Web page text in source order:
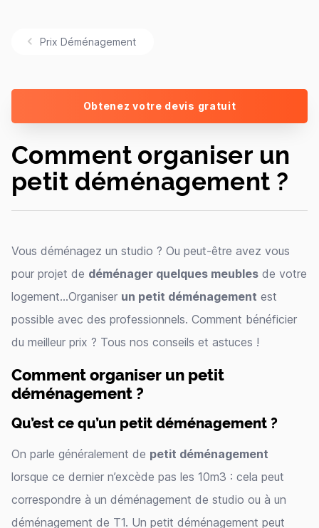
Prix Déménagement
Obtenez votre devis gratuit
Comment organiser un
petit déménagement ?
Vous déménagez un studio ? Ou peut-être avez vous
pour projet de déménager quelques meubles de votre
logement...Organiser un petit déménagement est
possible avec des professionnels. Comment bénéficier
du meilleur prix ? Tous nos conseils et astuces !
Comment organiser un petit
déménagement ?
Qu’est ce qu’un petit déménagement ?
On parle généralement de petit déménagement
lorsque ce dernier n’excède pas les 10m3 : cela peut
correspondre à un déménagement de studio ou à un
déménagement de T1. Un petit déménagement peut